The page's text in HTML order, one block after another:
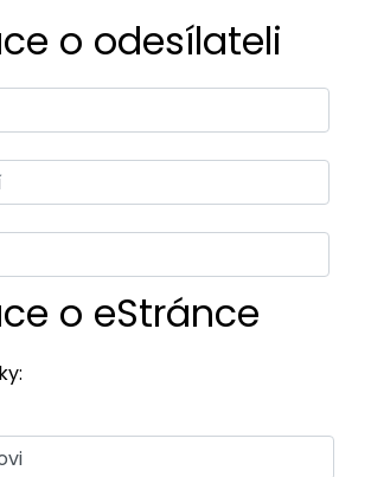
o odesílateli
o eStránce